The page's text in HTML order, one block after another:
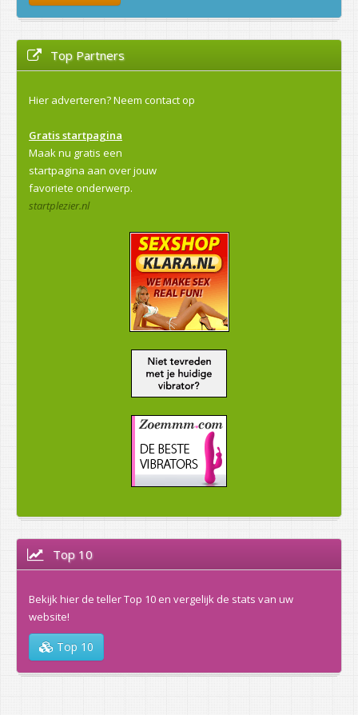
Top Partners
Hier adverteren?Neem contact op
Gratis startpagina
Maak nu gratis een
startpagina aan over jouw
favoriete onderwerp.
startplezier.nl
Top 10
Bekijk hier de teller Top 10 en vergelijk de stats van uw
website!
Top 10